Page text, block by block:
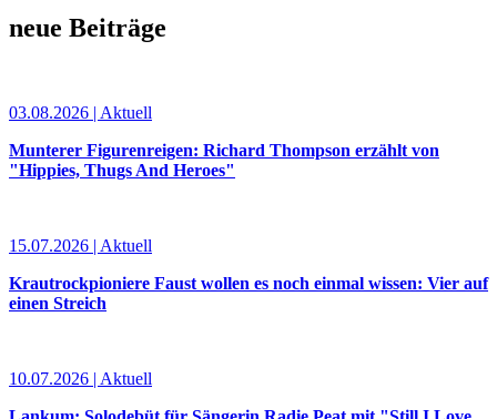
neue Beiträge
03.08.2026 | Aktuell
Munterer Figurenreigen: Richard Thompson erzählt von
"Hippies, Thugs And Heroes"
15.07.2026 | Aktuell
Krautrockpioniere Faust wollen es noch einmal wissen: Vier auf
einen Streich
10.07.2026 | Aktuell